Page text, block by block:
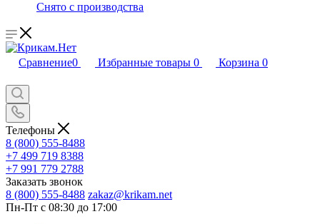
Снято с производства
Сравнение0 Избранные товары 0 Корзина 0
Телефоны
8 (800) 555-8488
+7 499 719 8388
+7 991 779 2788
Заказать звонок
8 (800) 555-8488 zakaz@krikam.net
Пн-Пт с 08:30 до 17:00